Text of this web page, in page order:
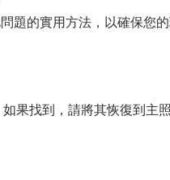
題的實用方法，以確保您
果找到，請將其恢復到主